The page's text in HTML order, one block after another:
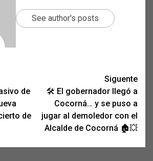
See author's posts
de
de
Siguente
🛠️ El gobernador llegó a
Cocorná… y se puso a
jugar al demoledor con el
Alcalde de Cocorná 🏚️💥